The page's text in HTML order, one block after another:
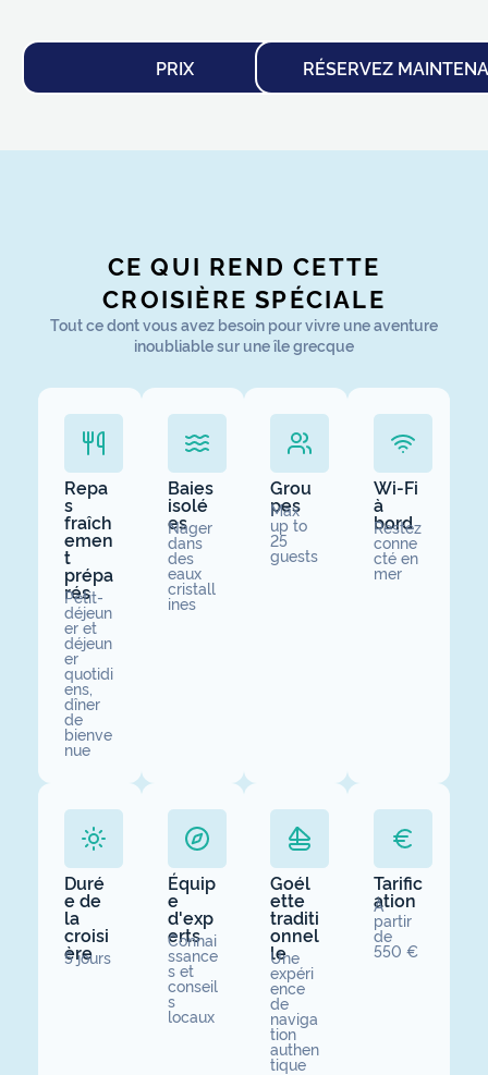
PRIX RÉSERVEZ
CE QUI REND CETTE
CROISIÈRE SPÉCIALE
Tout ce dont vous avez besoin pour vivre une aventure
inoubliable sur une île grecque
Repa
s
fraîch
emen
t
prépa
rés
Petit-
déjeun
er et
déjeun
er
quotidi
ens,
dîner
de
bienve
nue
Baies
isolé
es
Nager
dans
des
eaux
cristall
ines
Grou
pes
Max
up to
25
guests
Wi-Fi
à
bord
Restez
conne
cté en
mer
Duré
e de
la
croisi
ère
5 jours
Équip
e
d'exp
erts
Connai
ssance
s et
conseil
s
locaux
Goél
ette
traditi
onnel
le
Une
expéri
ence
de
naviga
tion
authen
tique
Tarific
ation
À
partir
de
550 €